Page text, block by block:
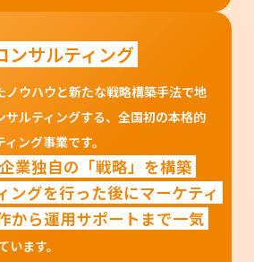
ンサルティング
ノウハウと新たな戦略構築手法で地
サルティングする、全国初の本格的
ング事業です。
企業独自の「戦略」を構築
ングを行った後にマーケティ
から運用サポートまで一気
います。